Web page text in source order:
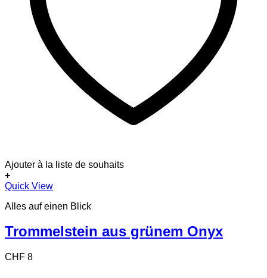
Ajouter à la liste de souhaits
+
Quick View
Alles auf einen Blick
Trommelstein aus grünem Onyx
CHF 8